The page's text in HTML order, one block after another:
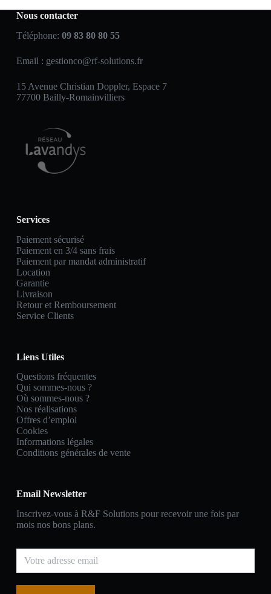
Nous contacter
Téléphone: 09 83 80 80 55
Email : gestionco@rf-solutions.fr
15 Avenue Christian Doppler, Espace 7
77700 Bailly-Romainvilliers
Services
Paiement sécurisé
Paiement en 3/4 sans frais
Paiement par mandat administratif
Location
Garantie
Livraison
Retour et Remboursement
Service Clients
Liens Utiles
Questions fréquentes
Qui sommes-nous ?
Où sommes-nous ?
Nos réalisations
Offres d’emploi
Cookies
Informations légales
Conditions générales de vente
Email Newsletter
Inscrivez-vous à R&F Solutions pour recevoir une fois par
mois nos bons plans.